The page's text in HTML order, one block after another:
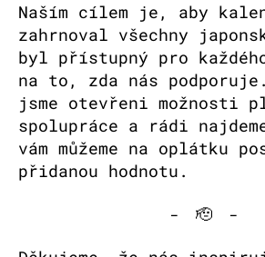
Naším cílem je, aby
zahrnoval všechny
byl přístupný pro
na to, zda nás
jsme otevřeni možnosti
spolupráce a rádi
vám můžeme na oplátku
přidanou hodnotu.
- 🫡 -